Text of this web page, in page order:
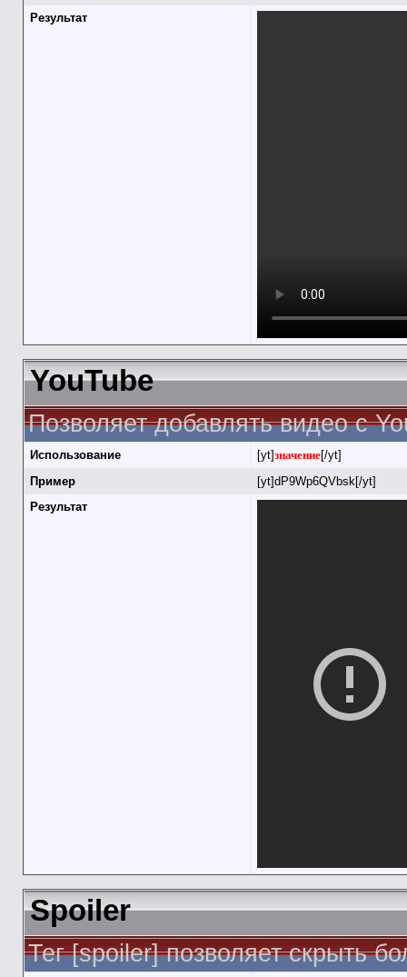
Результат
YouTube
Позволяет добавлять видео с
Использование [yt]значение[/yt]
Пример
[yt]dP9Wp6QVbsk[/yt]
Результат
Spoiler
Тег [spoiler] позволяет скрыть